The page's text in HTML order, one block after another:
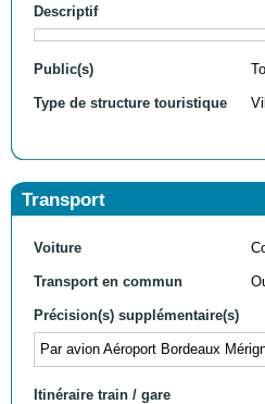
Descriptif
Public(s)
Type de structure touristique
Transport
Voiture
Transport en commun
Précision(s) supplémentaire(s)
Par avion Aéroport Bordeaux
Itinéraire train / gare